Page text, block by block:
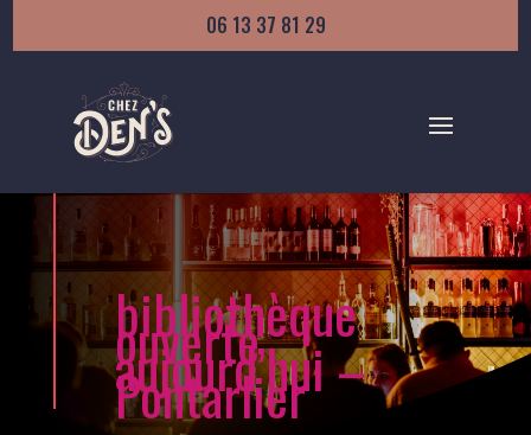
06 13 37 81 29
bibliothèque
ouverte
aujourd’hui –
Pontarlier